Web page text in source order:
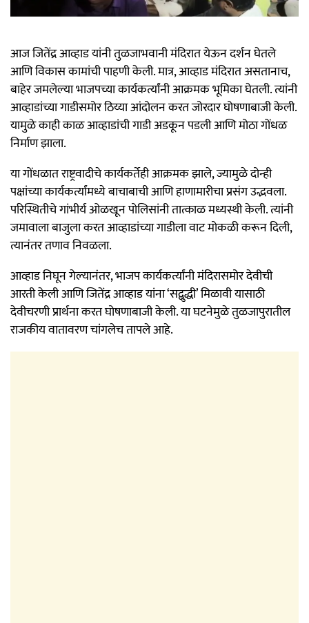
आज जितेंद्र आव्हाड यांनी तुळजाभवानी मंदिरात येऊन दर्शन घेतले
आणि विकास कामांची पाहणी केली. मात्र, आव्हाड मंदिरात असतानाच,
बाहेर जमलेल्या भाजपच्या कार्यकर्त्यांनी आक्रमक भूमिका घेतली. त्यांनी
आव्हाडांच्या गाडीसमोर ठिय्या आंदोलन करत जोरदार घोषणाबाजी केली.
यामुळे काही काळ आव्हाडांची गाडी अडकून पडली आणि मोठा गोंधळ
निर्माण झाला.
या गोंधळात राष्ट्रवादीचे कार्यकर्तेही आक्रमक झाले, ज्यामुळे दोन्ही
पक्षांच्या कार्यकर्त्यांमध्ये बाचाबाची आणि हाणामारीचा प्रसंग उद्भवला.
परिस्थितीचे गांभीर्य ओळखून पोलिसांनी तात्काळ मध्यस्थी केली. त्यांनी
जमावाला बाजुला करत आव्हाडांच्या गाडीला वाट मोकळी करून दिली,
त्यानंतर तणाव निवळला.
आव्हाड निघून गेल्यानंतर, भाजप कार्यकर्त्यांनी मंदिरासमोर देवीची
आरती केली आणि जितेंद्र आव्हाड यांना ‘सद्बुद्धी’ मिळावी यासाठी
देवीचरणी प्रार्थना करत घोषणाबाजी केली. या घटनेमुळे तुळजापुरातील
राजकीय वातावरण चांगलेच तापले आहे.